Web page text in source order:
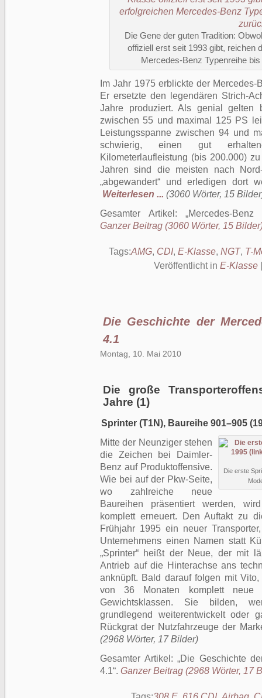
Die Gene der guten Tradition:
offiziell erst seit 1993 gibt, reichen
Mercedes-Benz Typenreihe
Im Jahr 1975 erblickte der
Er ersetzte den legendären Strich-
Jahre produziert. Als genial gelten
zwischen 55 und maximal 125 PS
Leistungsspanne zwischen 94 und
schwierig, einen gut
Kilometerlaufleistung (bis 200.000)
Jahren sind die meisten nach
„abgewandert“ und erledigen dort
Weiterlesen ... (3060 Wörter, 15
Gesamter Artikel: Mercedes-
Ganzer Beitrag (3060 Wörter, 15
Tags:AMG, CDI, E-Klasse, NGT, T-
Veröffentlicht in E-Klasse
Die Geschichte der
4.1
Montag, 10. Mai 2010
Die große
Jahre (1)
Sprinter (T1N), Baureihe 901–905
Die erste
Mitte der Neunziger stehen
die Zeichen bei Daimler-
Benz auf Produktoffensive.
Wie bei auf der Pkw-Seite,
wo zahlreiche neue
Baureihen präsentiert werden,
komplett erneuert. Den Auftakt zu
Frühjahr 1995 ein neuer
Unternehmens einen Namen statt
„Sprinter“ heißt der Neue, der mit
Antrieb auf die Hinterachse ans
anknüpft. Bald darauf folgen mit
von 36 Monaten komplett
Gewichtsklassen. Sie bilden,
grundlegend weiterentwickelt oder
Rückgrat der Nutzfahrzeuge der
(2968 Wörter, 17 Bilder)
Gesamter Artikel: Die Geschichte
4.1 . Ganzer Beitrag (2968 Wörter, 17